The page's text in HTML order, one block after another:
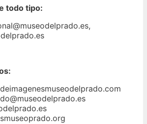
todo tipo: